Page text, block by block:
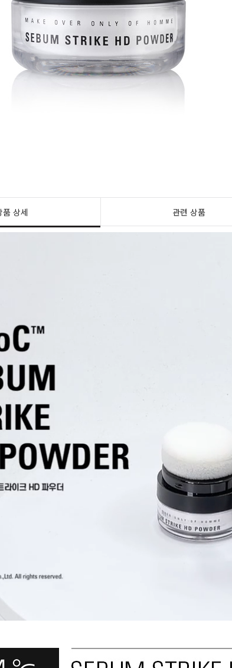
품 상세 관련 상품